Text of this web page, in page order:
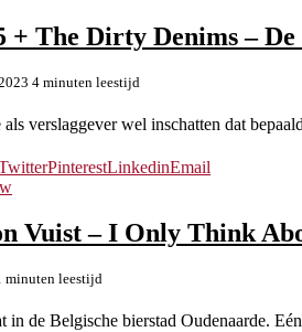
+ The Dirty Denims –
4 minuten leestijd
als verslaggever wel inschatten dat
PinterestLinkedinEmail
Vuist – I Only Think
minuten leestijd
in de Belgische bierstad Oudenaarde.